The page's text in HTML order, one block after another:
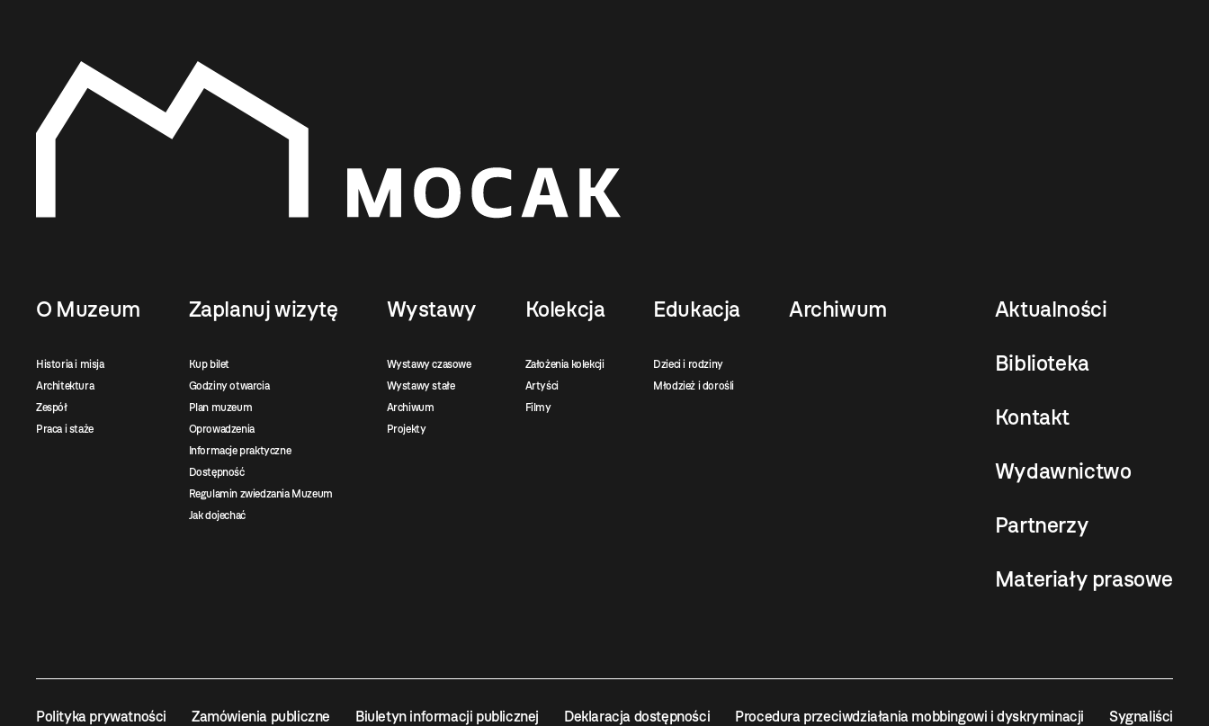
O Muzeum
Historia i misja
Architektura
Zespół
Praca i staże
Zaplanuj wizytę
Kup bilet
Godziny otwarcia
Plan muzeum
Oprowadzenia
Informacje praktyczne
Dostępność
Regulamin zwiedzania Muzeum
Jak dojechać
Wystawy
Wystawy czasowe
Wystawy stałe
Archiwum
Projekty
Kolekcja
Założenia kolekcji
Artyści
Filmy
Edukacja
Dzieci i rodziny
Młodzież i dorośli
Archiwum Aktualności
Biblioteka
Kontakt
Wydawnictwo
Partnerzy
Materiały prasowe
Polityka prywatności Zamówienia publiczne Biuletyn informacji publicznej Deklaracja dostępności Procedura przeciwdziałania mobbingowi i dyskryminacji Sygnaliści